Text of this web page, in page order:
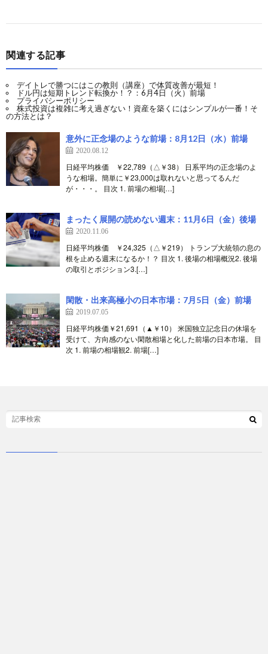
関連する記事
デイトレで勝つにはこの教則（講座）で体質改善が最短！
ドル円は短期トレンド転換か！？：6月4日（火）前場
プライバシーポリシー
株式投資は複雑に考え過ぎない！資産を築くにはシンプルが一番！そ
の方法とは？
意外に正念場のような前場：8月12日（水）前場
2020.08.12
日経平均株価 ￥22,789（△￥38） 日系平均の正念場のよ
うな相場。簡単に￥23,000は取れないと思ってるんだ
が・・・。 目次 1. 前場の相場[…]
まったく展開の読めない週末：11月6日（金）後場
2020.11.06
日経平均株価 ￥24,325（△￥219） トランプ大統領の息の
根を止める週末になるか！？ 目次 1. 後場の相場概況2. 後場
の取引とポジション3.[…]
閑散・出来高極小の日本市場：7月5日（金）前場
2019.07.05
日経平均株価￥21,691（▲￥10） 米国独立記念日の休場を
受けて、方向感のない閑散相場と化した前場の日本市場。 目
次 1. 前場の相場観2. 前場[…]